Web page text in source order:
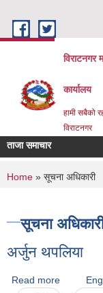
विराटनगर
कार्यालय
हामी सबैको
विराटनगर
ताजा समाचार
You are
Home » सूचना अधिकारी
सूचना
अर्जुन थपलिया
Read more about